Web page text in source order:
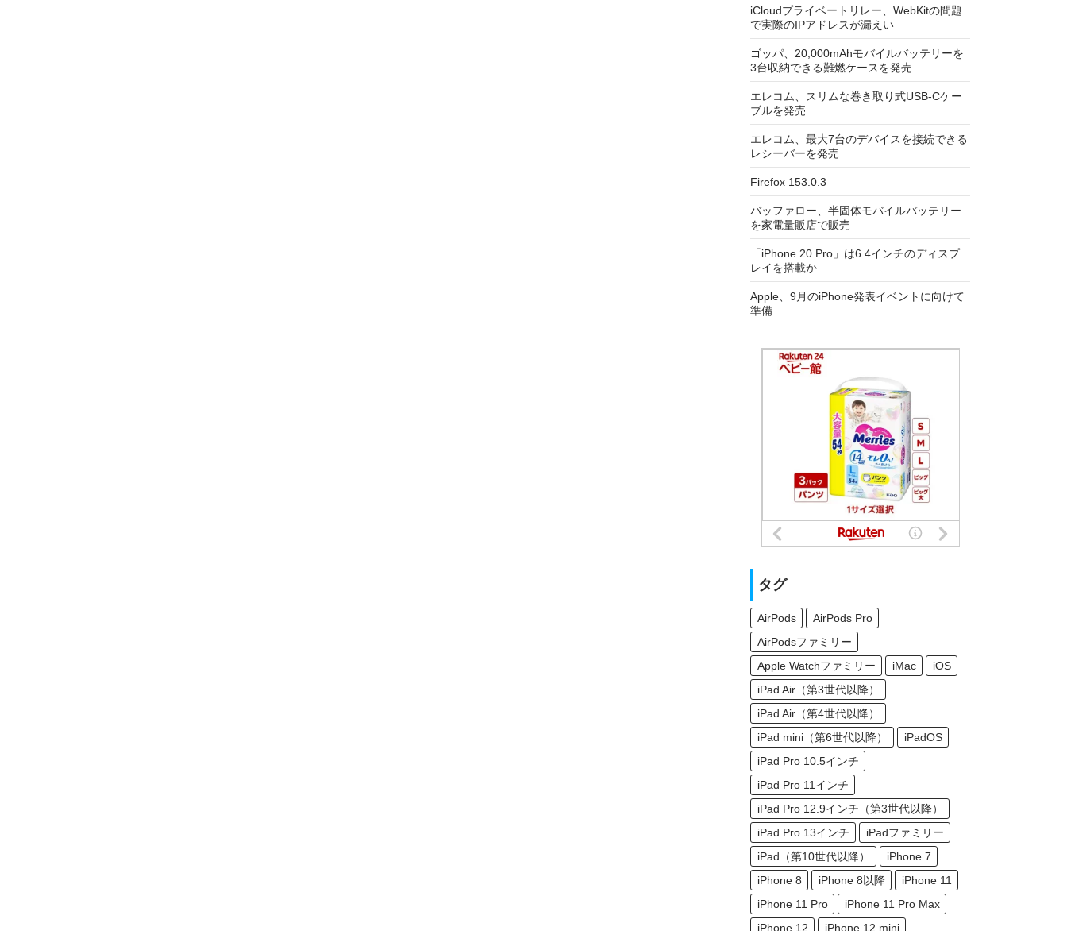
iCloudプライベートリレー、WebKitの問題
で実際のIPアドレスが漏えい
ゴッパ、20,000mAhモバイルバッテリーを
3台収納できる難燃ケースを発売
エレコム、スリムな巻き取り式USB-Cケー
ブルを発売
エレコム、最大7台のデバイスを接続できる
レシーバーを発売
Firefox 153.0.3
バッファロー、半固体モバイルバッテリー
を家電量販店で販売
「iPhone 20 Pro」は6.4インチのディスプ
レイを搭載か
Apple、9月のiPhone発表イベントに向けて
準備
タグ
AirPods
AirPods Pro
AirPodsファミリー
Apple Watchファミリー
iMac
iOS
iPad Air（第3世代以降）
iPad Air（第4世代以降）
iPad mini（第6世代以降）
iPadOS
iPad Pro 10.5インチ
iPad Pro 11インチ
iPad Pro 12.9インチ（第3世代以降）
iPad Pro 13インチ
iPadファミリー
iPad（第10世代以降）
iPhone 7
iPhone 8
iPhone 8以降
iPhone 11
iPhone 11 Pro
iPhone 11 Pro Max
iPhone 12
iPhone 12 mini